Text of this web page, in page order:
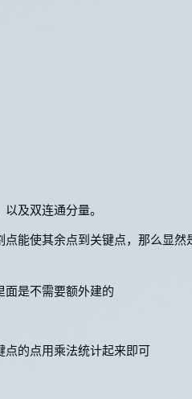
及双连通分量。
能使其余点到关键点，那么显然
是不需要额外建的
的点用乘法统计起来即可